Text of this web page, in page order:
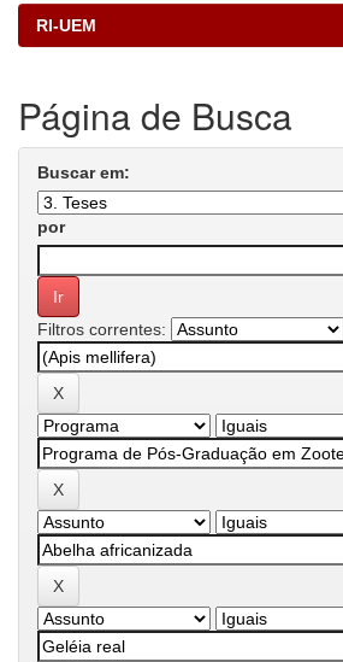
RI-UEM
Página de Busca
Buscar em:
por
Filtros correntes: